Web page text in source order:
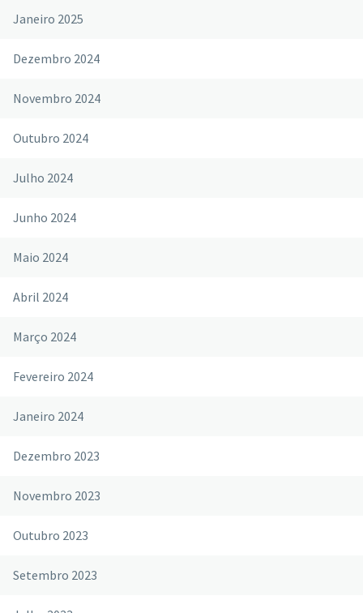
Janeiro 2025
Dezembro 2024
Novembro 2024
Outubro 2024
Julho 2024
Junho 2024
Maio 2024
Abril 2024
Março 2024
Fevereiro 2024
Janeiro 2024
Dezembro 2023
Novembro 2023
Outubro 2023
Setembro 2023